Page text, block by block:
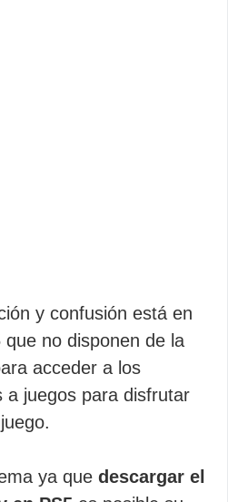
y confusión está en
que no disponen de la
acceder a los
a juegos para disfrutar
ya que descargar el